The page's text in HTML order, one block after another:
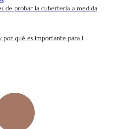
de probar la cubertería a medida
¿Qué es el recubrimiento PVD y por qué es importante para la cubertería de alta gama?